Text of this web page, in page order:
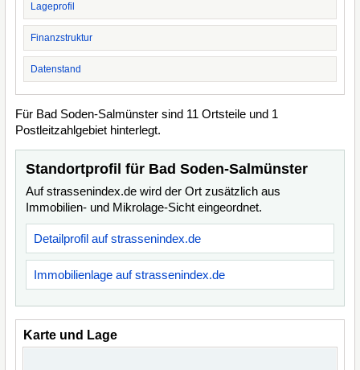
Lageprofil
Finanzstruktur
Datenstand
Für Bad Soden-Salmünster sind 11 Ortsteile und 1
Postleitzahlgebiet hinterlegt.
Standortprofil für Bad Soden-Salmünster
Auf strassenindex.de wird der Ort zusätzlich aus
Immobilien- und Mikrolage-Sicht eingeordnet.
Detailprofil auf strassenindex.de
Immobilienlage auf strassenindex.de
Karte und Lage